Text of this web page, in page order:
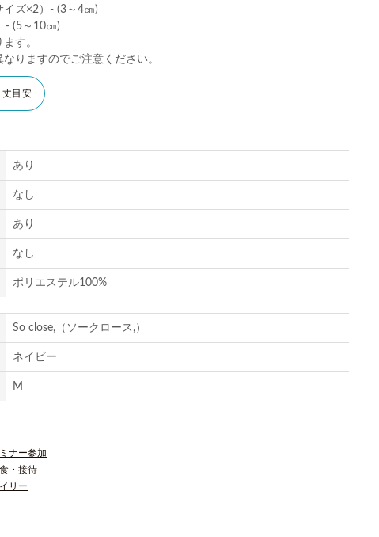
ズ×2）- (3～4㎝)
- (5～10㎝)
す。
りますのでご注意ください。
目安
あり
なし
あり
なし
ポリエステル100%
So close,（ソークロース,）
ネイビー
M
ナー参加
・接待
リー